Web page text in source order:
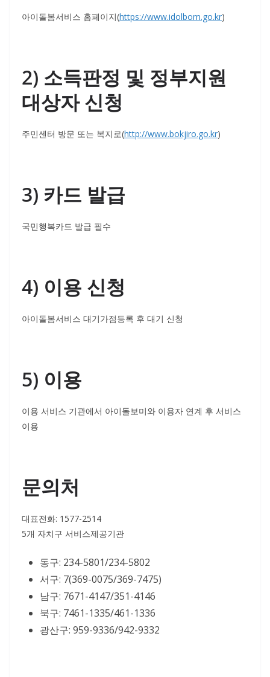
아이돌봄서비스 홈페이지(https://www.idolbom.go.kr)
2) 소득판정 및 정부지원
대상자 신청
주민센터 방문 또는 복지로(http://www.bokjiro.go.kr)
3) 카드 발급
국민행복카드 발급 필수
4) 이용 신청
아이돌봄서비스 대기가점등록 후 대기 신청
5) 이용
이용 서비스 기관에서 아이돌보미와 이용자 연계 후 서비스
이용
문의처
대표전화: 1577-2514
5개 자치구 서비스제공기관
동구: 234-5801/234-5802
서구: 7(369-0075/369-7475)
남구: 7671-4147/351-4146
북구: 7461-1335/461-1336
광산구: 959-9336/942-9332